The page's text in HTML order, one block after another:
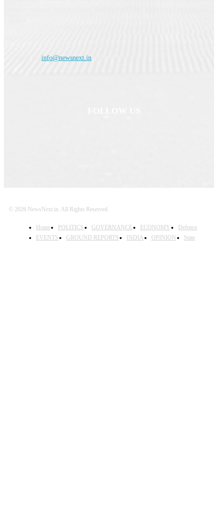
info@newsnext.in
© 2026 NewsNext.in. All Rights Reserved.
Home POLITICS GOVERNANCE ECONOMY
Defence
EVENTS
GROUND REPORTS INDIA OPINION State